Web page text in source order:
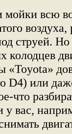
всю
воздуха,
струей. Но
колодцев
D4) или
что
у вас,